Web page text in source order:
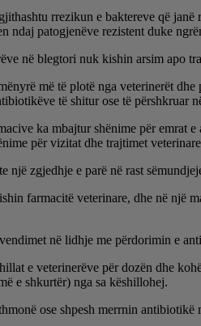
rrezikun e baktereve që
ndaj patogjenëve rezistent duke
në blegtori nuk kishin arsim apo
më të plotë nga veterinerët
të shitur ose të përshkruar
ka mbajtur shënime për emrat
për vizitat dhe trajtimet
zgjedhje e parë në rast
farmacitë veterinare, dhe në një
në lidhje me përdorimin e
e veterinerëve për dozën dhe
e shkurtër) nga sa këshillohej.
ose shpesh merrnin antibiotikë